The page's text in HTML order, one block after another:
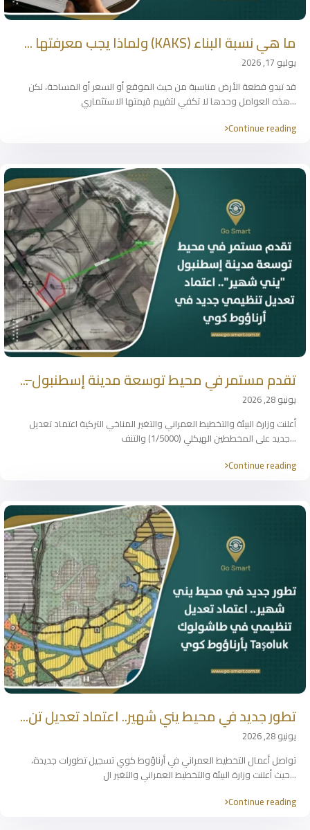
ما هي نسبة البناء (KAKS) ولماذا يجب معرفتها ...
يوليو 17, 2026
قد تبدو قطعة الأرض مناسبة من حيث الموقع أو السعر أو المساحة، لكن
هذه العوامل وحدها لا تكفي لتقييم قيمتها الاستثماري...
Continue reading
تقدم مستمر في محيط توسعة مدينة إسطنبول ̶...
يونيو 28, 2026
أعلنت وزارة البيئة والتخطيط العمراني والتغير المناخي التركية اعتماد تعديل
جديد على المخططين الهيكلي (1/5000) والتنف...
Continue reading
تطور جديد في محيط يني شهير.. اعتماد تعديل تن...
يونيو 28, 2026
تواصل أعمال التخطيط العمراني في أرناؤوط كوي تسجيل تطورات جديدة،
حيث أعلنت وزارة البيئة والتخطيط العمراني والتغير ال...
Continue reading